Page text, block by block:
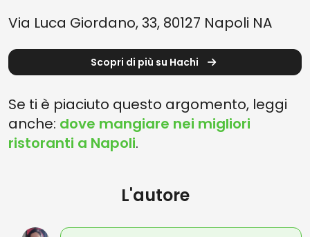
Via Luca Giordano, 33, 80127 Napoli NA
Scopri di più su Hachi
Se ti è piaciuto questo argomento, leggi
anche: dove mangiare nei migliori
ristoranti a Napoli.
L'autore